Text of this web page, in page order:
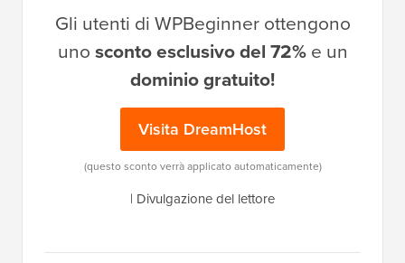
Gli utenti di WPBeginner ottengono
unosconto esclusivo del 72%e un
dominio gratuito!
Visita DreamHost
(questo sconto verrà applicato automaticamente)
| Divulgazione del lettore